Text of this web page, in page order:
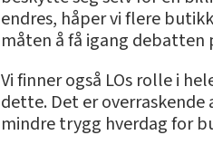
endres, håper vi flere
måten å få igang debatten
Vi finner også LOs rolle i
dette. Det er
mindre trygg hverdag for